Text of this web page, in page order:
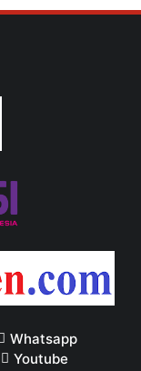
Whatsapp
Youtube